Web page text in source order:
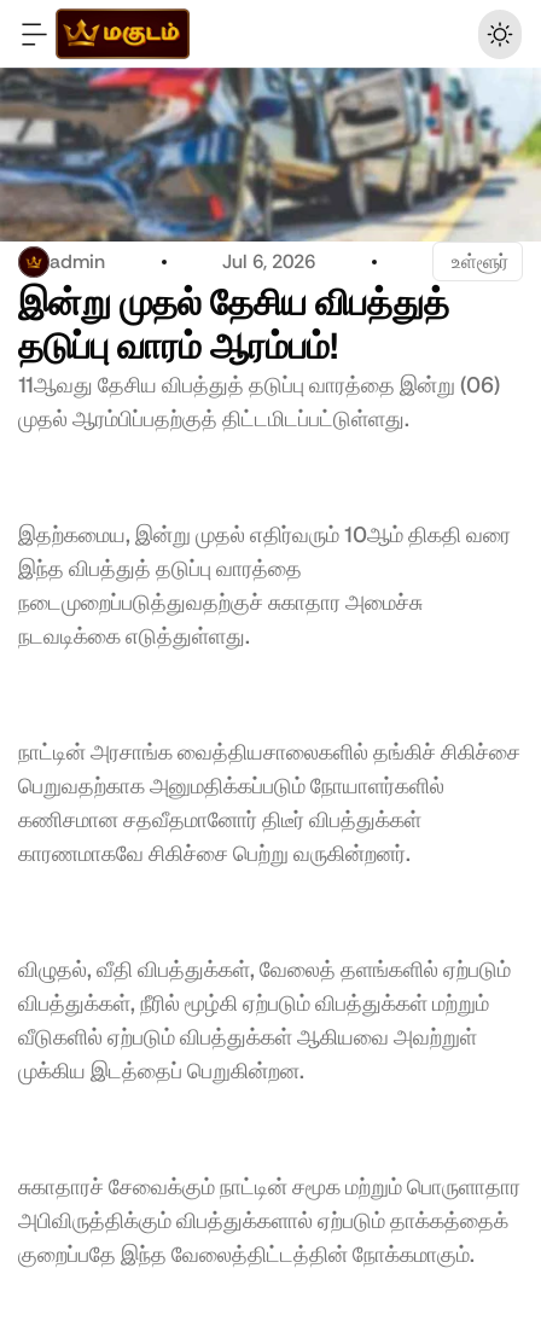
admin Jul 6, 2026 உள்ளூர்
இன்று முதல் தேசிய விபத்துத்
தடுப்பு வாரம் ஆரம்பம்!
11ஆவது தேசிய விபத்துத் தடுப்பு வாரத்தை இன்று (06)
முதல் ஆரம்பிப்பதற்குத் திட்டமிடப்பட்டுள்ளது.
இதற்கமைய, இன்று முதல் எதிர்வரும் 10ஆம் திகதி வரை
இந்த விபத்துத் தடுப்பு வாரத்தை
நடைமுறைப்படுத்துவதற்குச் சுகாதார அமைச்சு
நடவடிக்கை எடுத்துள்ளது.
நாட்டின் அரசாங்க வைத்தியசாலைகளில் தங்கிச் சிகிச்சை
பெறுவதற்காக அனுமதிக்கப்படும் நோயாளர்களில்
கணிசமான சதவீதமானோர் திடீர் விபத்துக்கள்
காரணமாகவே சிகிச்சை பெற்று வருகின்றனர்.
விழுதல், வீதி விபத்துக்கள், வேலைத் தளங்களில் ஏற்படும்
விபத்துக்கள், நீரில் மூழ்கி ஏற்படும் விபத்துக்கள் மற்றும்
வீடுகளில் ஏற்படும் விபத்துக்கள் ஆகியவை அவற்றுள்
முக்கிய இடத்தைப் பெறுகின்றன.
சுகாதாரச் சேவைக்கும் நாட்டின் சமூக மற்றும் பொருளாதார
அபிவிருத்திக்கும் விபத்துக்களால் ஏற்படும் தாக்கத்தைக்
குறைப்பதே இந்த வேலைத்திட்டத்தின் நோக்கமாகும்.